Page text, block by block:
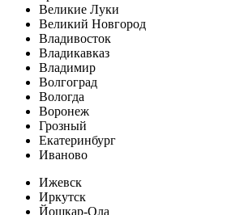
Великие Луки
Великий Новгород
Владивосток
Владикавказ
Владимир
Волгоград
Вологда
Воронеж
Грозный
Екатеринбург
Иваново
Ижевск
Иркутск
Йошкар-Ола